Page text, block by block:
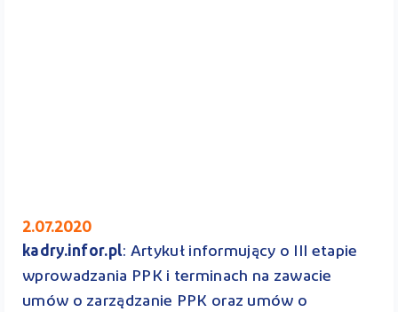
2.07.2020
kadry.infor.pl: Artykuł informujący o III etapie
wprowadzania PPK i terminach na zawacie
umów o zarządzanie PPK oraz umów o